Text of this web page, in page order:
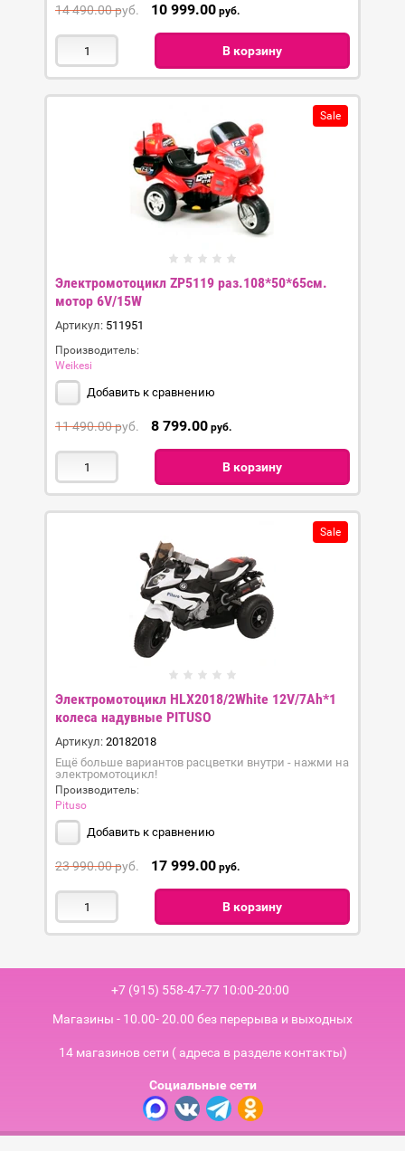
14 490.00руб. 10 999.00 руб.
В корзину
Sale
Электромотоцикл ZP5119 раз.108*50*65см.
мотор 6V/15W
Артикул: 511951
Производитель:
Weikesi
Добавить к сравнению
11 490.00руб. 8 799.00 руб.
В корзину
Sale
Электромотоцикл HLX2018/2White 12V/7Ah*1
колеса надувные PITUSO
Артикул: 20182018
Ещё больше вариантов расцветки внутри - нажми на
электромотоцикл!
Производитель:
Pituso
Добавить к сравнению
23 990.00руб. 17 999.00 руб.
В корзину
+7 (915) 558-47-77 10:00-20:00
Магазины - 10.00- 20.00 без перерыва и выходных
14 магазинов сети ( адреса в разделе контакты)
Социальные сети